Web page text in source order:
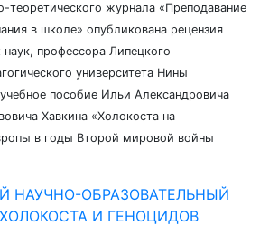
теоретического журнала «Преподавание
в школе» опубликована рецензия
профессора Липецкого
университета Нины
пособие Ильи Александровича
Хавкина «Холокоста на
в годы Второй мировой войны
НАУЧНО-ОБРАЗОВАТЕЛЬНЫЙ
И ГЕНОЦИДОВ